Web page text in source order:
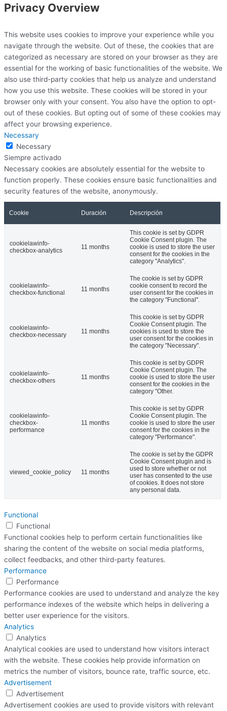
Privacy Overview
This website uses cookies to improve your experience while you
navigate through the website. Out of these, the cookies that are
categorized as necessary are stored on your browser as they are
essential for the working of basic functionalities of the website. We
also use third-party cookies that help us analyze and understand
how you use this website. These cookies will be stored in your
browser only with your consent. You also have the option to opt-
out of these cookies. But opting out of some of these cookies may
affect your browsing experience.
Necessary
Necessary
Siempre activado
Necessary cookies are absolutely essential for the website to
function properly. These cookies ensure basic functionalities and
security features of the website, anonymously.
Cookie Duración Descripción
cookielawinfo-
checkbox-analytics
11 months
This cookie is set by GDPR
Cookie Consent plugin. The
cookie is used to store the user
consent for the cookies in the
category "Analytics".
cookielawinfo-
checkbox-functional
11 months
The cookie is set by GDPR
cookie consent to record the
user consent for the cookies in
the category "Functional".
cookielawinfo-
checkbox-necessary
11 months
This cookie is set by GDPR
Cookie Consent plugin. The
cookies is used to store the
user consent for the cookies in
the category "Necessary".
cookielawinfo-
checkbox-others
11 months
This cookie is set by GDPR
Cookie Consent plugin. The
cookie is used to store the user
consent for the cookies in the
category "Other.
cookielawinfo-
checkbox-
performance
11 months
This cookie is set by GDPR
Cookie Consent plugin. The
cookie is used to store the user
consent for the cookies in the
category "Performance".
viewed_cookie_policy 11 months
The cookie is set by the GDPR
Cookie Consent plugin and is
used to store whether or not
user has consented to the use
of cookies. It does not store
any personal data.
Functional
Functional
Functional cookies help to perform certain functionalities like
sharing the content of the website on social media platforms,
collect feedbacks, and other third-party features.
Performance
Performance
Performance cookies are used to understand and analyze the key
performance indexes of the website which helps in delivering a
better user experience for the visitors.
Analytics
Analytics
Analytical cookies are used to understand how visitors interact
with the website. These cookies help provide information on
metrics the number of visitors, bounce rate, traffic source, etc.
Advertisement
Advertisement
Advertisement cookies are used to provide visitors with relevant